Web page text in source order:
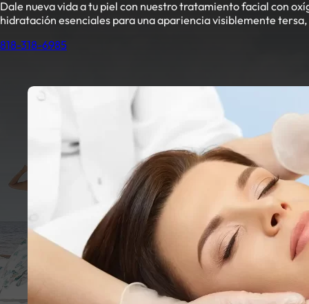
Dale nueva vida a tu piel con nuestro tratamiento facial con
hidratación esenciales para una apariencia visiblemente
818-318-6985